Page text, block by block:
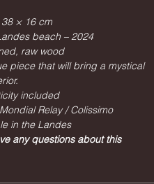
× 16 cm
beach – 2024
raw wood
piece that will bring a mystical
included
Relay / Colissimo
in the Landes
any questions about this